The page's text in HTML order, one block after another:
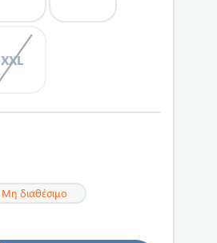
XXL
Μη διαθέσιμο